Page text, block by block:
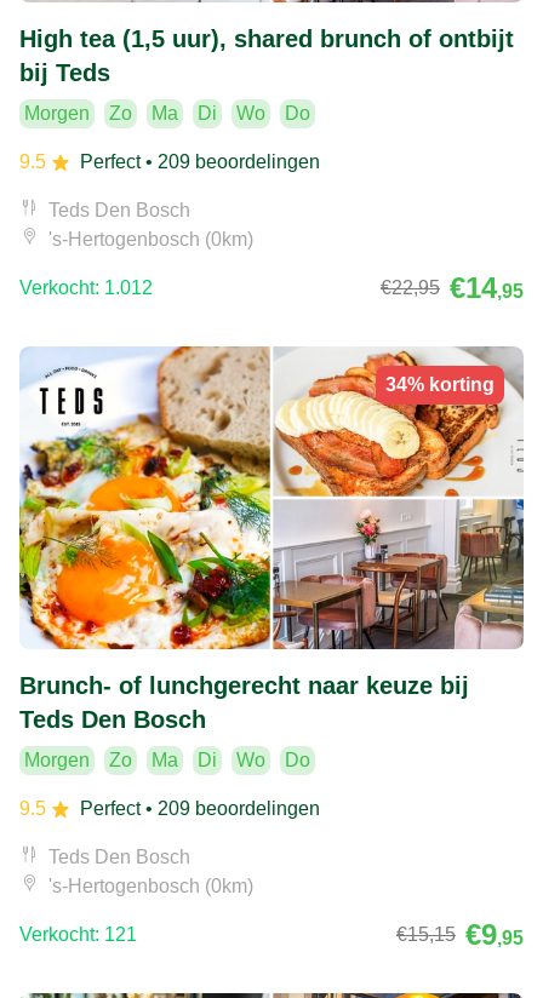
High tea (1,5 uur), shared brunch of ontbijt
bij Teds
Morgen Zo Ma Di Wo Do
9.5 Perfect• 209 beoordelingen
Teds Den Bosch
's-Hertogenbosch (0km)
Verkocht: 1.012 €22,95 €14,95
34% korting
Brunch- of lunchgerecht naar keuze bij
Teds Den Bosch
Morgen Zo Ma Di Wo Do
9.5 Perfect• 209 beoordelingen
Teds Den Bosch
's-Hertogenbosch (0km)
Verkocht: 121 €15,15 €9,95